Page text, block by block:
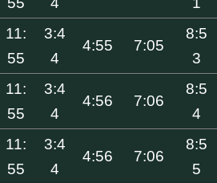
11:
55
3:4
4
4:55 7:05
8:5
3
11:
55
3:4
4
4:56 7:06
8:5
4
11:
55
3:4
4
4:56 7:06
8:5
5